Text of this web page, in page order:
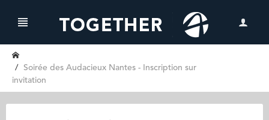
Soirée des Audacieux Nantes - Inscription sur
invitation